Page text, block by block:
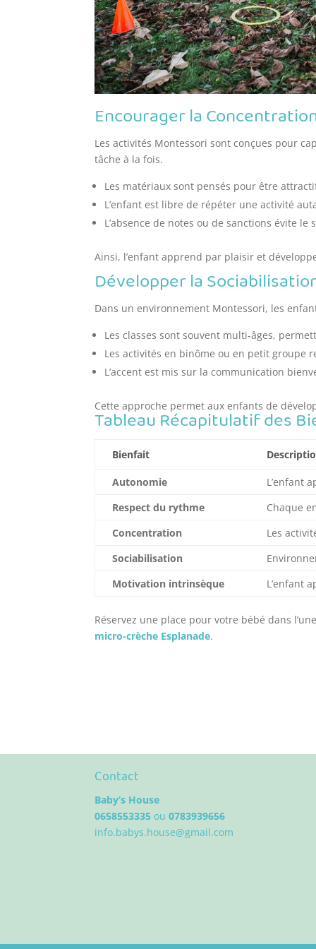
Encourager la
Les activités Montessori sont conçues pour
tâche à la fois.
Les matériaux sont pensés pour être
L’enfant est libre de répéter une activité
L’absence de notes ou de sanctions évite
Ainsi, l’enfant apprend par plaisir et
Développer la
Dans un environnement Montessori, les
Les classes sont souvent multi-âges,
Les activités en binôme ou en petit groupe
L’accent est mis sur la communication
Cette approche permet aux enfants de
Tableau Récapitulatif des
Bienfait
Autonomie
L’enfant
Respect du rythme
Chaque
Concentration
Les
Sociabilisation
Motivation intrinsèque
L’enfant
Réservez une place pour votre bébé dans
micro-crèche Esplanade.
Contact
Baby’s House
0658553335 ou0783939656
info.babys.house@gmail.com